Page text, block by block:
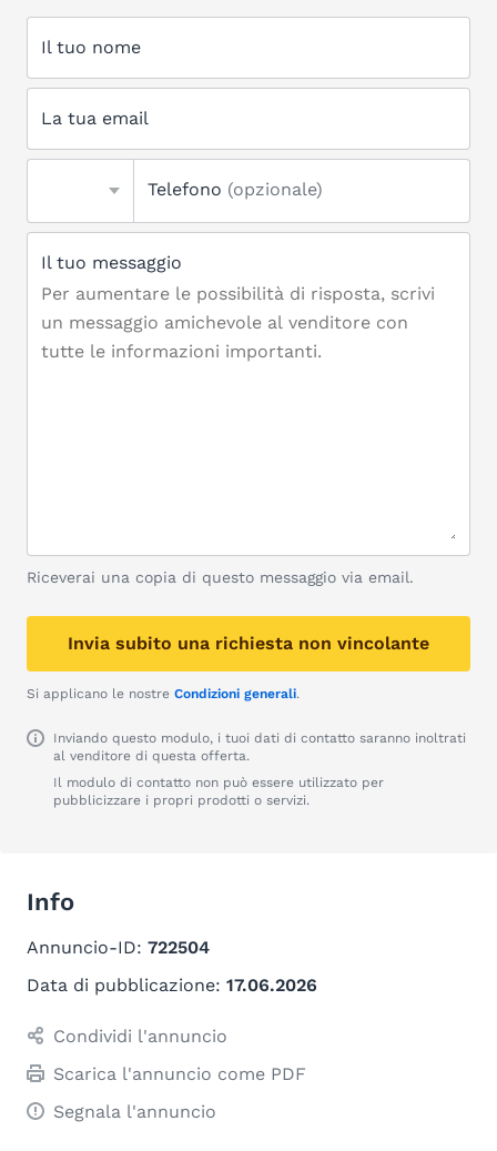
Il tuo nome
La tua email
Telefono (opzionale)
Il tuo messaggio
Riceverai una copia di questo messaggio via email.
Invia subito una richiesta non vincolante
Si applicano le nostre Condizioni generali.
Inviando questo modulo, i tuoi dati di contatto saranno inoltrati
al venditore di questa offerta.
Il modulo di contatto non può essere utilizzato per
pubblicizzare i propri prodotti o servizi.
Info
Annuncio-ID: 722504
Data di pubblicazione: 17.06.2026
Condividi l'annuncio
Scarica l'annuncio come PDF
Segnala l'annuncio